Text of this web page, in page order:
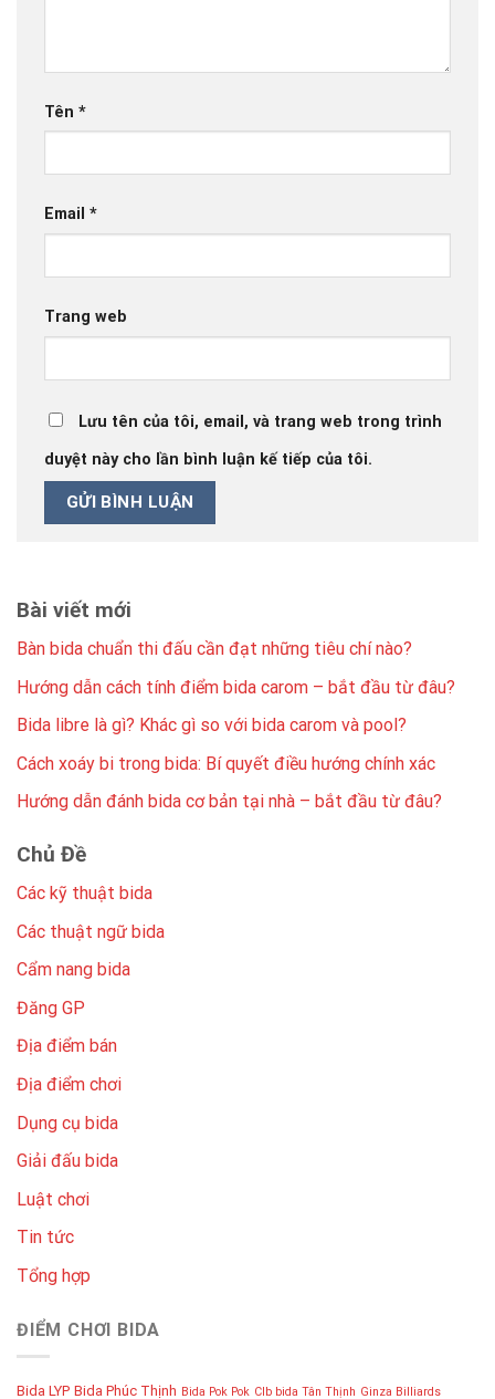
Tên *
Email *
Trang web
Lưu tên của tôi, email, và trang web trong trình
duyệt này cho lần bình luận kế tiếp của tôi.
Bài viết mới
Bàn bida chuẩn thi đấu cần đạt những tiêu chí nào?
Hướng dẫn cách tính điểm bida carom – bắt đầu từ đâu?
Bida libre là gì? Khác gì so với bida carom và pool?
Cách xoáy bi trong bida: Bí quyết điều hướng chính xác
Hướng dẫn đánh bida cơ bản tại nhà – bắt đầu từ đâu?
Chủ Đề
Các kỹ thuật bida
Các thuật ngữ bida
Cẩm nang bida
Đăng GP
Địa điểm bán
Địa điểm chơi
Dụng cụ bida
Giải đấu bida
Luật chơi
Tin tức
Tổng hợp
ĐIỂM CHƠI BIDA
Bida LYP Bida Phúc Thịnh Bida Pok Pok Clb bida Tân Thịnh Ginza Billiards